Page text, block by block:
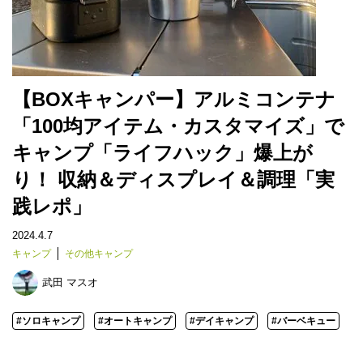
【BOXキャンパー】アルミコンテナ
「100均アイテム・カスタマイズ」で
キャンプ「ライフハック」爆上が
り！ 収納＆ディスプレイ＆調理「実
践レポ」
2024.4.7
キャンプ その他キャンプ
武田 マスオ
#ソロキャンプ #オートキャンプ #デイキャンプ #バーベキュー